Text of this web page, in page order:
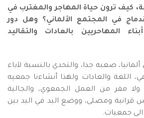
كيف ترون حياة المهاجر والمغترب في
في المجتمع الألماني؟ وهل دور
المهاحريين بالعادات والتقاليد
صعبه جدا، والتحدي بالنسبة لآباء
في، اللغة والعادات ولهذا أنشاءنا جمعيه
ولا مفر من العمل الجمعوي، والجالية
قرانية ومصلى، ووضع اليد في اليد بين
الى جمعيات.